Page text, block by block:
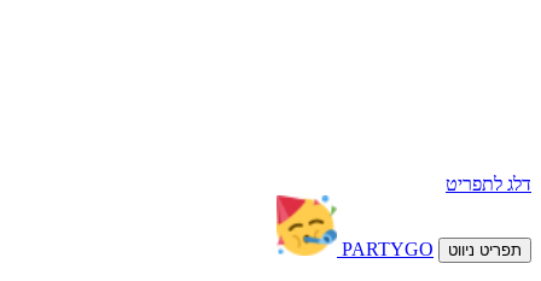
דלג לתפריט
תפריט ניווט PARTYGO